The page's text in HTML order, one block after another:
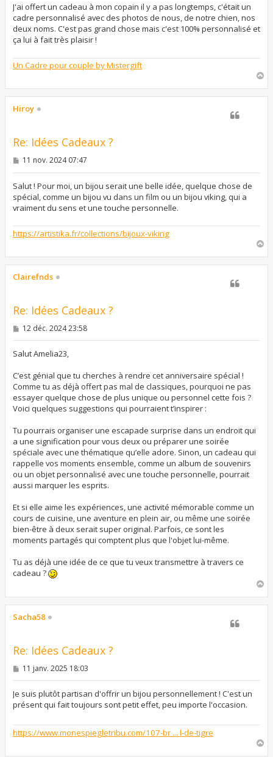
s
a
g
e
J'ai offert un cadeau à mon copain il y a pas longtemps, c'était un
cadre personnalisé avec des photos de nous, de notre chien, nos
deux noms. C'est pas grand chose mais c'est 100% personnalisé et
ça lui à fait très plaisir !
Un Cadre pour couple by Mistergift
a
u
Hiroy
Re: Idées Cadeaux ?
M
s
s
a
g
e
11 nov. 2024 07:47
Salut ! Pour moi, un bijou serait une belle idée, quelque chose de
spécial, comme un bijou vu dans un film ou un bijou viking, qui a
vraiment du sens et une touche personnelle.
https://artistika.fr/collections/bijoux-viking
u
Clairefnds
Re: Idées Cadeaux ?
M
s
e
12 déc. 2024 23:58
Salut Amelia23,
C’est génial que tu cherches à rendre cet anniversaire spécial !
Comme tu as déjà offert pas mal de classiques, pourquoi ne pas
essayer quelque chose de plus unique ou personnel cette fois ?
Voici quelques suggestions qui pourraient t’inspirer :
Tu pourrais organiser une escapade surprise dans un endroit qui
a une signification pour vous deux ou préparer une soirée
spéciale avec une thématique qu’elle adore. Sinon, un cadeau qui
rappelle vos moments ensemble, comme un album de souvenirs
ou un objet personnalisé avec une touche personnelle, pourrait
aussi marquer les esprits.
Et si elle aime les expériences, une activité mémorable comme un
cours de cuisine, une aventure en plein air, ou même une soirée
bien-être à deux serait super original. Parfois, ce sont les
moments partagés qui comptent plus que l'objet lui-même.
Tu as déjà une idée de ce que tu veux transmettre à travers ce
cadeau ?
u
Sacha58
Re: Idées Cadeaux ?
M
s
a
g
11 janv. 2025 18:03
Je suis plutôt partisan d'offrir un bijou personnellement ! C'est un
présent qui fait toujours sont petit effet, peu importe l'occasion.
https://www.monespiegletribu.com/107-br ... l-de-tigre